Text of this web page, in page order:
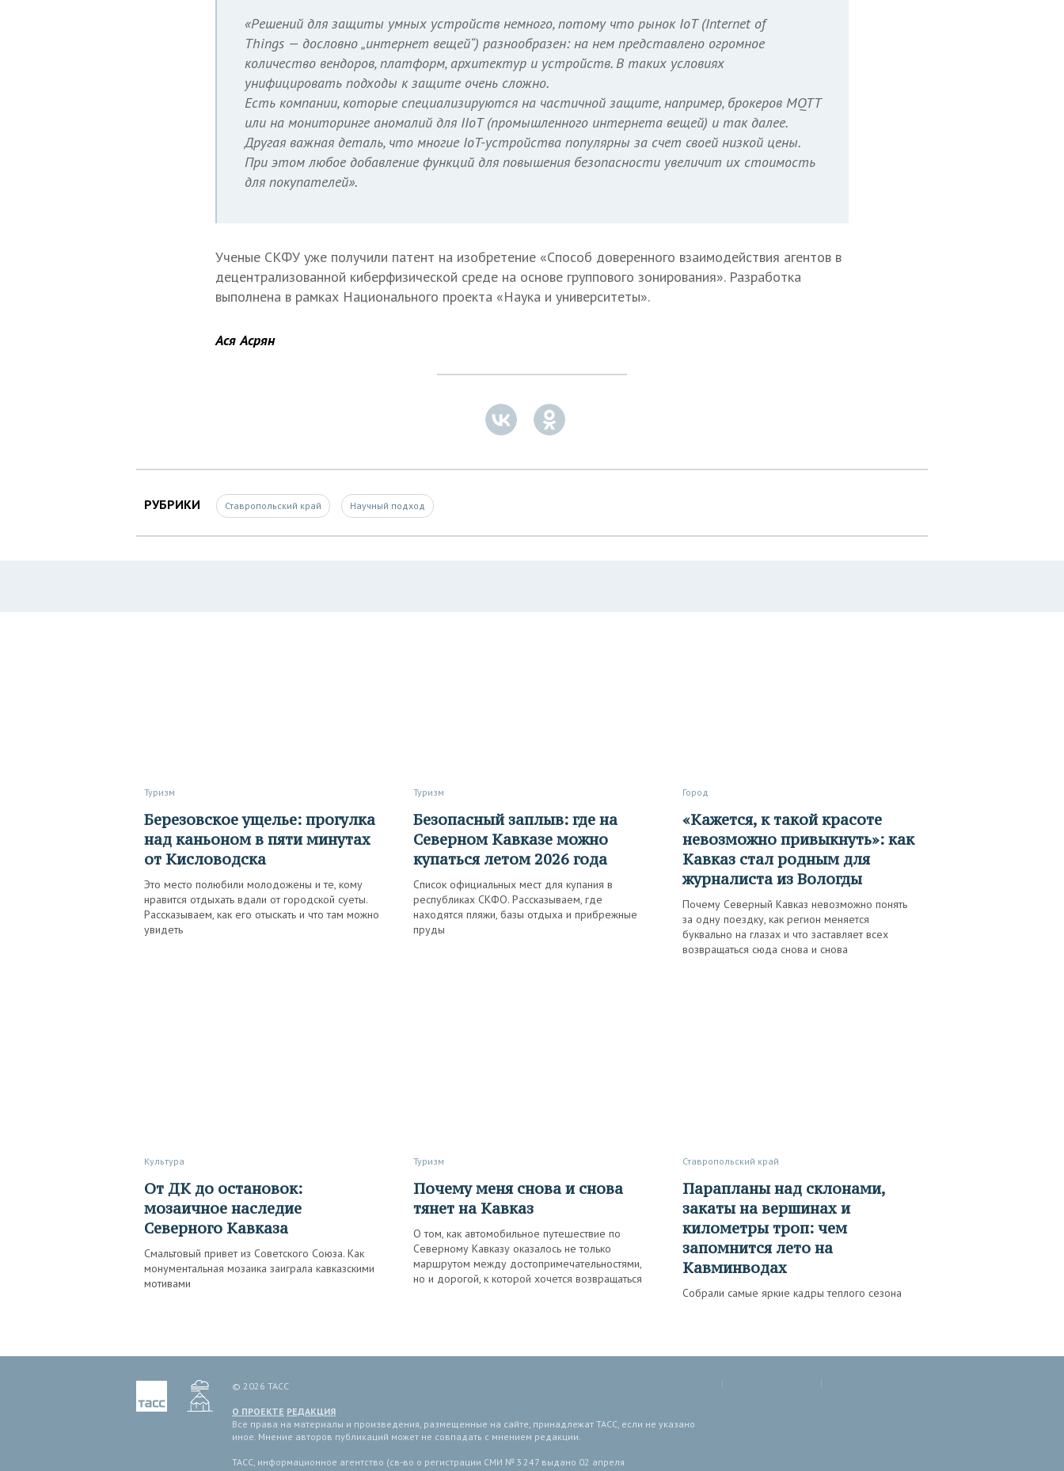
«Решений для защиты умных устройств немного, потому что рынок IoT (Internet of
Things — дословно „интернет вещей“) разнообразен: на нем представлено огромное
количество вендоров, платформ, архитектур и устройств. В таких условиях
унифицировать подходы к защите очень сложно.
Есть компании, которые специализируются на частичной защите, например, брокеров MQTT
или на мониторинге аномалий для IIoT (промышленного интернета вещей) и так далее.
Другая важная деталь, что многие IoT-устройства популярны за счет своей низкой цены.
При этом любое добавление функций для повышения безопасности увеличит их стоимость
для покупателей».
Ученые СКФУ уже получили патент на изобретение «Способ доверенного взаимодействия агентов в
децентрализованной киберфизической среде на основе группового зонирования». Разработка
выполнена в рамках Национального проекта «Наука и университеты».
Ася Асрян
РУБРИКИ Ставропольский край Научный подход
Туризм
Березовское ущелье: прогулка
над каньоном в пяти минутах
от Кисловодска
Это место полюбили молодожены и те, кому
нравится отдыхать вдали от городской суеты.
Рассказываем, как его отыскать и что там можно
увидеть
Туризм
Безопасный заплыв: где на
Северном Кавказе можно
купаться летом 2026 года
Список официальных мест для купания в
республиках СКФО. Рассказываем, где
находятся пляжи, базы отдыха и прибрежные
пруды
Город
«Кажется, к такой красоте
невозможно привыкнуть»: как
Кавказ стал родным для
журналиста из Вологды
Почему Северный Кавказ невозможно понять
за одну поездку, как регион меняется
буквально на глазах и что заставляет всех
возвращаться сюда снова и снова
Культура
От ДК до остановок:
мозаичное наследие
Северного Кавказа
Смальтовый привет из Советского Союза. Как
монументальная мозаика заиграла кавказскими
мотивами
Туризм
Почему меня снова и снова
тянет на Кавказ
О том, как автомобильное путешествие по
Северному Кавказу оказалось не только
маршрутом между достопримечательностями,
но и дорогой, к которой хочется возвращаться
Ставропольский край
Парапланы над склонами,
закаты на вершинах и
километры троп: чем
запомнится лето на
Кавминводах
Собрали самые яркие кадры теплого сезона
© 2026 ТАСС
О ПРОЕКТЕ РЕДАКЦИЯ
Все права на материалы и произведения, размещенные на сайте, принадлежат ТАСС, если не указано
иное. Мнение авторов публикаций может не совпадать с мнением редакции.
ТАСС, информационное агентство (св-во о регистрации СМИ № 3 247 выдано 02 апреля